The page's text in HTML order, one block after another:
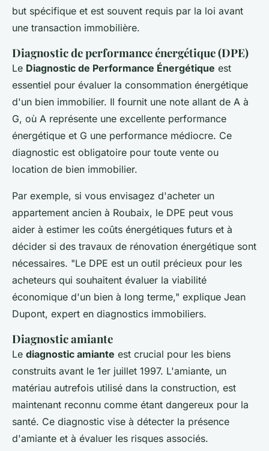
but spécifique et est souvent requis par la loi avant
une transaction immobilière.
Diagnostic de performance énergétique (DPE)
Le Diagnostic de Performance Énergétique est
essentiel pour évaluer la consommation énergétique
d'un bien immobilier. Il fournit une note allant de A à
G, où A représente une excellente performance
énergétique et G une performance médiocre. Ce
diagnostic est obligatoire pour toute vente ou
location de bien immobilier.
Par exemple, si vous envisagez d'acheter un
appartement ancien à Roubaix, le DPE peut vous
aider à estimer les coûts énergétiques futurs et à
décider si des travaux de rénovation énergétique sont
nécessaires. "Le DPE est un outil précieux pour les
acheteurs qui souhaitent évaluer la viabilité
économique d'un bien à long terme," explique Jean
Dupont, expert en diagnostics immobiliers.
Diagnostic amiante
Le diagnostic amiante est crucial pour les biens
construits avant le 1er juillet 1997. L'amiante, un
matériau autrefois utilisé dans la construction, est
maintenant reconnu comme étant dangereux pour la
santé. Ce diagnostic vise à détecter la présence
d'amiante et à évaluer les risques associés.